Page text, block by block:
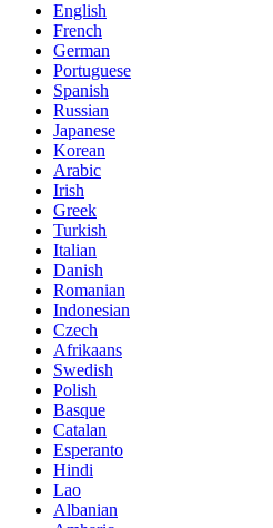
English
French
German
Portuguese
Spanish
Russian
Japanese
Korean
Arabic
Irish
Greek
Turkish
Italian
Danish
Romanian
Indonesian
Czech
Afrikaans
Swedish
Polish
Basque
Catalan
Esperanto
Hindi
Lao
Albanian